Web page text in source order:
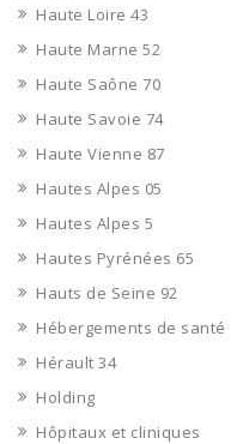
Haute Loire 43
Haute Marne 52
Haute Saône 70
Haute Savoie 74
Haute Vienne 87
Hautes Alpes 05
Hautes Alpes 5
Hautes Pyrénées 65
Hauts de Seine 92
Hébergements de santé
Hérault 34
Holding
Hôpitaux et cliniques